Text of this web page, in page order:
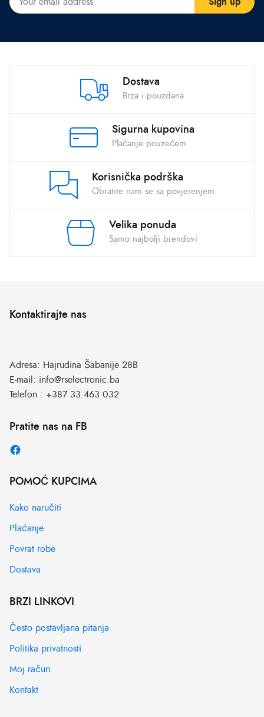
Dostava
Brza i pouzdana
Sigurna kupovina
Plaćanje pouzećem
Korisnička podrška
Obratite nam se sa povjerenjem
Velika ponuda
Samo najbolji brendovi
Kontaktirajte nas
Adresa: Hajrudina Šabanije 28B
E-mail: info@rselectronic.ba
Telefon : +387 33 463 032
Pratite nas na FB
POMOĆ KUPCIMA
Kako naručiti
Plaćanje
Povrat robe
Dostava
BRZI LINKOVI
Često postavljana pitanja
Politika privatnosti
Moj račun
Kontakt